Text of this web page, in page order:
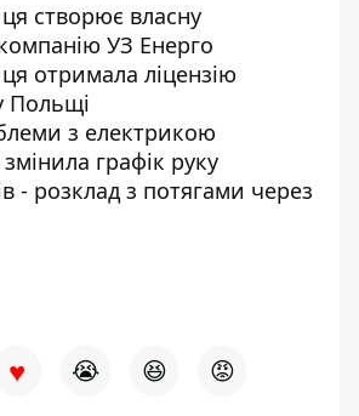
створює власну
УЗ Енерго
отримала ліцензію
Польщі
з електрикою
графік руку
- розклад з потягами через
♥ 😭 😆 😡